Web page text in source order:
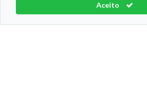
Aceito
Aldeias Infantis SOS Brasil® Todos os